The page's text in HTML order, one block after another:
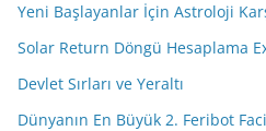
Yeni Başlayanlar İçin Astroloji
Solar Return Döngü Hesaplama
Devlet Sırları ve Yeraltı
Dünyanın En Büyük 2. Feribot